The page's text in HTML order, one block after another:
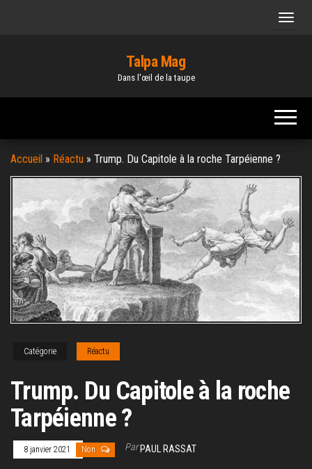
Talpa Mag
Dans l'œil de la taupe
Accueil » Réactu » Trump. Du Capitole à la roche Tarpéienne ?
Catégorie Réactu
Trump. Du Capitole à la roche
Tarpéienne ?
8 janvier 2021 Non ParPAUL RASSAT